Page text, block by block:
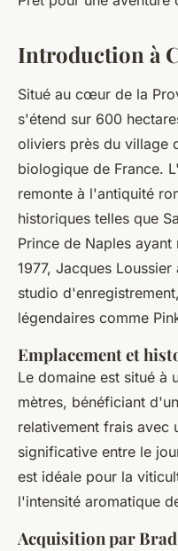
Introduction à
Situé au cœur de la
s'étend sur 600
oliviers près du village
biologique de France.
remonte à l'antiquité
historiques telles que
Prince de Naples
1977, Jacques
studio
légendaires comme
Emplacement et
Le domaine est situé à
mètres, bénéficiant
relativement frais avec
significative entre le
est idéale pour la
l'intensité aromatique
Acquisition par